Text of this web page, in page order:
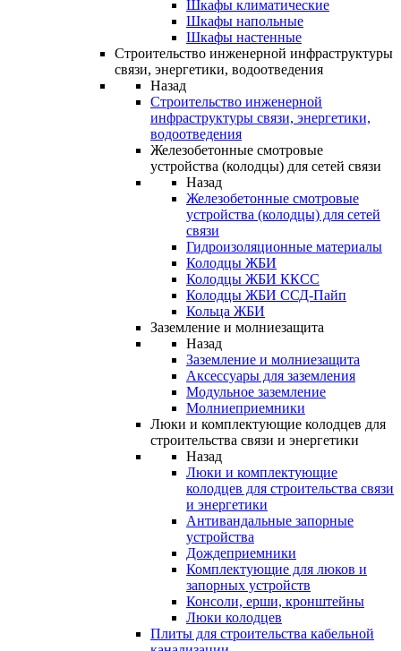
Шкафы климатические
Шкафы напольные
Шкафы настенные
Строительство инженерной инфраструктуры
связи, энергетики, водоотведения
Назад
Строительство инженерной
инфраструктуры связи, энергетики,
водоотведения
Железобетонные смотровые
устройства (колодцы) для сетей связи
Назад
Железобетонные смотровые
устройства (колодцы) для сетей
связи
Гидроизоляционные материалы
Колодцы ЖБИ
Колодцы ЖБИ ККСС
Колодцы ЖБИ ССД-Пайп
Кольца ЖБИ
Заземление и молниезащита
Назад
Заземление и молниезащита
Аксессуары для заземления
Модульное заземление
Молниеприемники
Люки и комплектующие колодцев для
строительства связи и энергетики
Назад
Люки и комплектующие
колодцев для строительства связи
и энергетики
Антивандальные запорные
устройства
Дождеприемники
Комплектующие для люков и
запорных устройств
Консоли, ерши, кронштейны
Люки колодцев
Плиты для строительства кабельной